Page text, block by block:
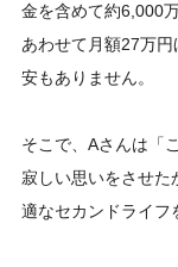
金を含めて約6,000
あわせて月額27万
安もありません。
そこで、Aさんは「
寂しい思いをさせた
適なセカンドライフ